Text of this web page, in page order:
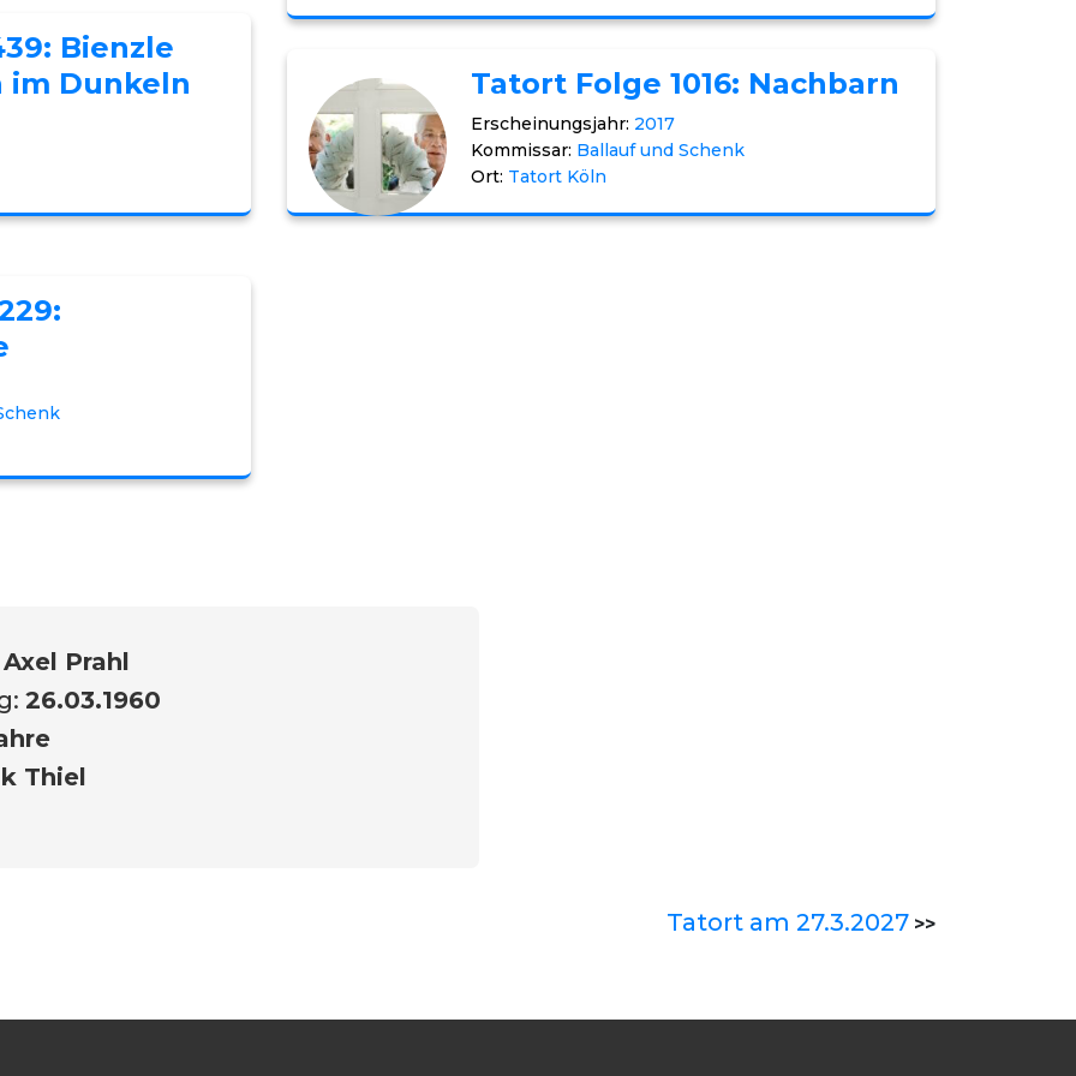
Bienzle
im Dunkeln
Tatort Folge 1016: Nachbarn
Erscheinungsjahr: 2017
Kommissar: Ballauf und Schenk
Ort: Tatort Köln
Axel Prahl
26.03.1960
Thiel
Tatort am 27.3.2027 >>